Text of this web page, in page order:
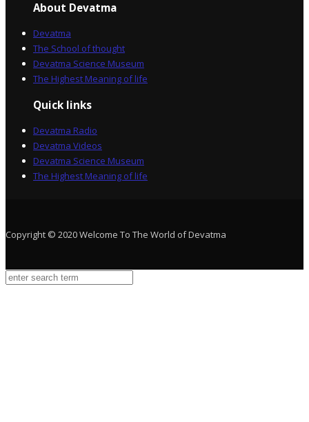
About Devatma
Devatma
The School of thought
Devatma Science Museum
The Highest Meaning of life
Quick links
Devatma Radio
Devatma Videos
Devatma Science Museum
The Highest Meaning of life
Copyright © 2020 Welcome To The World of Devatma